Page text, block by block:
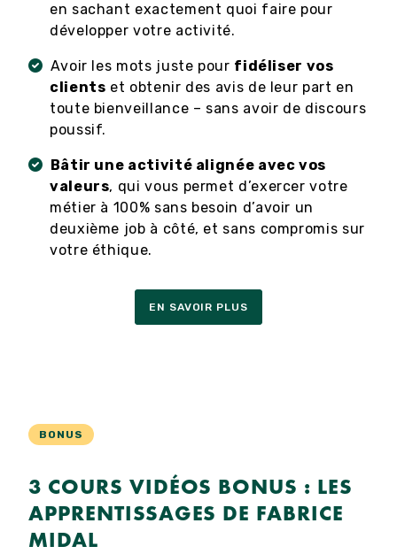
en sachant exactement quoi faire pour
développer votre activité.
Avoir les mots juste pour fidéliser vos
clients et obtenir des avis de leur part en
toute bienveillance – sans avoir de discours
poussif.
Bâtir une activité alignée avec vos
valeurs, qui vous permet d’exercer votre
métier à 100% sans besoin d’avoir un
deuxième job à côté, et sans compromis sur
votre éthique.
EN SAVOIR PLUS
BONUS
3 COURS VIDÉOS BONUS : LES
APPRENTISSAGES DE FABRICE
MIDAL